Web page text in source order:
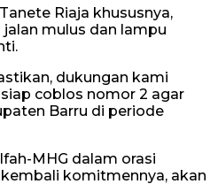
Riaja khususnya,
mulus dan lampu
dukungan kami
coblos nomor 2 agar
Barru di periode
MHG dalam orasi
komitmennya, akan